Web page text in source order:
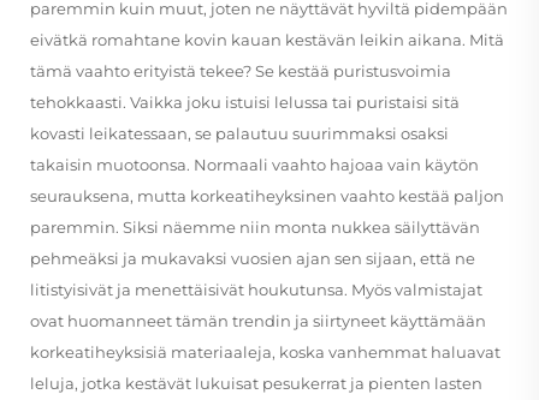
paremmin kuin muut, joten ne näyttävät hyviltä pidempään
eivätkä romahtane kovin kauan kestävän leikin aikana. Mitä
tämä vaahto erityistä tekee? Se kestää puristusvoimia
tehokkaasti. Vaikka joku istuisi lelussa tai puristaisi sitä
kovasti leikatessaan, se palautuu suurimmaksi osaksi
takaisin muotoonsa. Normaali vaahto hajoaa vain käytön
seurauksena, mutta korkeatiheyksinen vaahto kestää paljon
paremmin. Siksi näemme niin monta nukkea säilyttävän
pehmeäksi ja mukavaksi vuosien ajan sen sijaan, että ne
litistyisivät ja menettäisivät houkutunsa. Myös valmistajat
ovat huomanneet tämän trendin ja siirtyneet käyttämään
korkeatiheyksisiä materiaaleja, koska vanhemmat haluavat
leluja, jotka kestävät lukuisat pesukerrat ja pienten lasten